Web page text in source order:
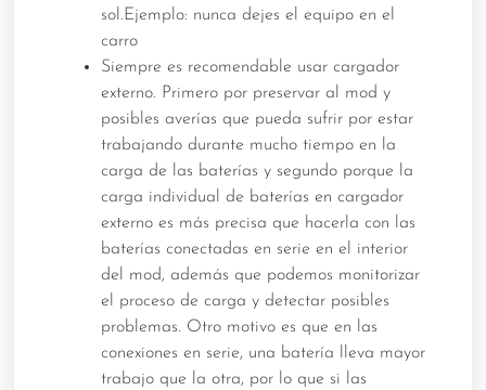
sol.Ejemplo: nunca dejes el equipo en el
carro
Siempre es recomendable usar cargador
externo. Primero por preservar al mod y
posibles averías que pueda sufrir por estar
trabajando durante mucho tiempo en la
carga de las baterías y segundo porque la
carga individual de baterías en cargador
externo es más precisa que hacerla con las
baterías conectadas en serie en el interior
del mod, además que podemos monitorizar
el proceso de carga y detectar posibles
problemas. Otro motivo es que en las
conexiones en serie, una batería lleva mayor
trabajo que la otra, por lo que si las